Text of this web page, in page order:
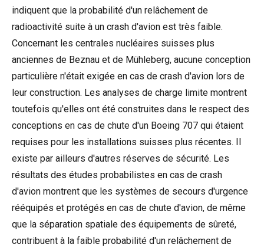
indiquent que la probabilité d'un relâchement de
radioactivité suite à un crash d'avion est très faible.
Concernant les centrales nucléaires suisses plus
anciennes de Beznau et de Mühleberg, aucune conception
particulière n'était exigée en cas de crash d'avion lors de
leur construction. Les analyses de charge limite montrent
toutefois qu'elles ont été construites dans le respect des
conceptions en cas de chute d'un Boeing 707 qui étaient
requises pour les installations suisses plus récentes. Il
existe par ailleurs d'autres réserves de sécurité. Les
résultats des études probabilistes en cas de crash
d'avion montrent que les systèmes de secours d'urgence
rééquipés et protégés en cas de chute d'avion, de même
que la séparation spatiale des équipements de sûreté,
contribuent à la faible probabilité d'un relâchement de